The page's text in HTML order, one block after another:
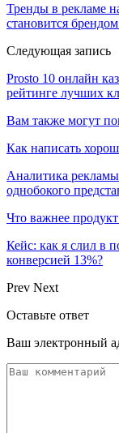
Тренды в рекламе
становится брендом
Следующая запись
Prosto 10 онлайн
рейтинге лучших
Вам также могут
Как написать
Аналитика
однобокого
Что важнее
Кейс: как я слил в
конверсией 13%?
Prev Next
Оставьте ответ
Ваш электронный